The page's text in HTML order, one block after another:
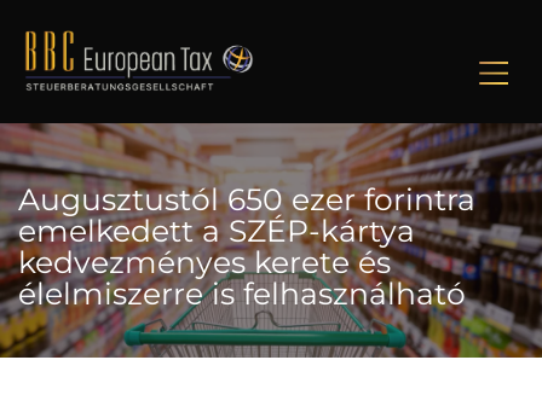
Augusztustól 650 ezer forintra
emelkedett a SZÉP-kártya
kedvezményes kerete és
élelmiszerre is felhasználható